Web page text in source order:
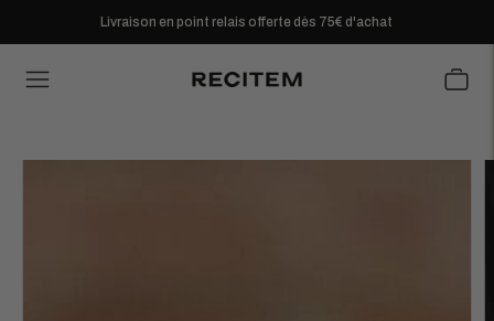
Livraison en point relais offerte dès 75€ d'achat